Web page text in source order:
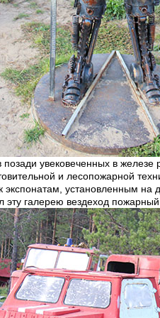
позади увековеченных в железе
и лесопожарной
экспонатам, установленным
эту галерею вездеход